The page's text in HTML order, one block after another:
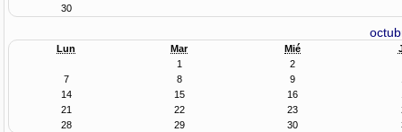
30
Lun Mar Mié
1
2
7
8 9
14
15 16
21
22 23
28
29 30